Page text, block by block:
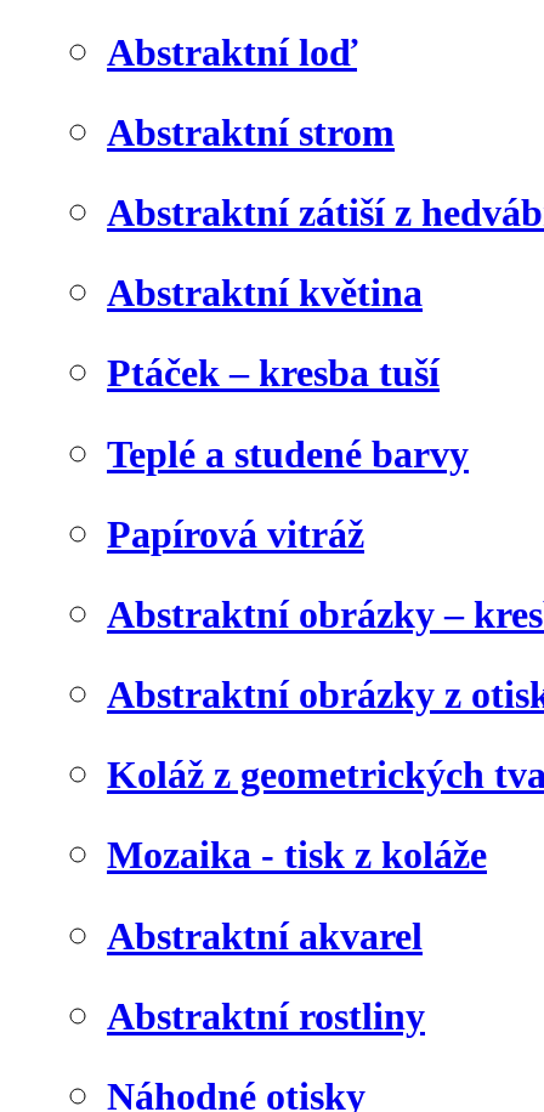
Abstraktní loď
Abstraktní strom
Abstraktní zátiší z
Abstraktní květina
Ptáček – kresba tuší
Teplé a studené barvy
Papírová vitráž
Abstraktní obrázky –
Abstraktní obrázky z
Koláž z geometrických
Mozaika - tisk z koláže
Abstraktní akvarel
Abstraktní rostliny
Náhodné otisky